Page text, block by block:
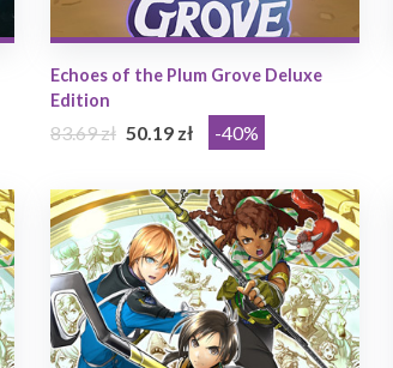
Echoes of the Plum Grove Deluxe
Edition
83.69 zł 50.19 zł -40%